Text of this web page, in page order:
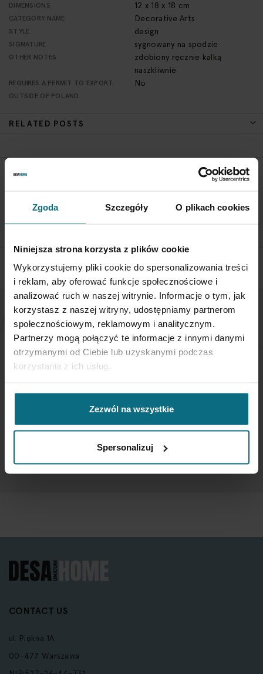
Zgoda Szczegóły O plikach cookies
Niniejsza strona korzysta z plików cookie
Wykorzystujemy pliki cookie do spersonalizowania treści
i reklam, aby oferować funkcje społecznościowe i
analizować ruch w naszej witrynie. Informacje o tym, jak
korzystasz z naszej witryny, udostępniamy partnerom
społecznościowym, reklamowym i analitycznym.
Partnerzy mogą połączyć te informacje z innymi danymi
otrzymanymi od Ciebie lub uzyskanymi podczas
korzystania z ich usług.
Zezwól na wszystkie
Spersonalizuj
DIMENSIONS 12 x 18 x 18 cm
CATEGORY NAME Decorative Arts
STYLE design
SIGNATURE sygnowany na spodzie
OTHER NOTES
zdobiony ręcznie kalką
naszkliwnie
REQUIRES A PERMIT TO EXPORT
OUTSIDE OF POLAND
No
RELATED POSTS
RETURN POLICY
Department 3 days from the shipment arrival.
NEWSLETTER
If you want to be up to date, sign up to receive our
newsletter enter your email below.
for
SUBSCRIBE
CONTACT US
ul. Piękna 1A
00-477 Warszawa